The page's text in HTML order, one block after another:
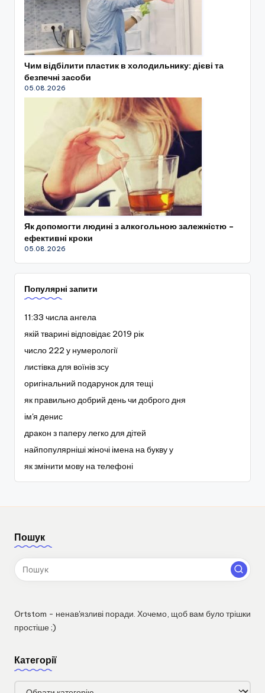
Чим відбілити пластик в холодильнику: дієві та
безпечні засоби
05.08.2026
Як допомогти людині з алкогольною залежністю –
ефективні кроки
05.08.2026
Популярні запити
11:33 числа ангела
якій тварині відповідає 2019 рік
число 222 у нумерології
листівка для воїнів зсу
оригінальний подарунок для тещі
як правильно добрий день чи доброго дня
ім'я денис
дракон з паперу легко для дітей
найпопулярніші жіночі імена на букву у
як змінити мову на телефоні
Пошук
Ortstom - ненав'язливі поради. Хочемо, щоб вам було трішки
простіше ;)
Категорії
Категорії